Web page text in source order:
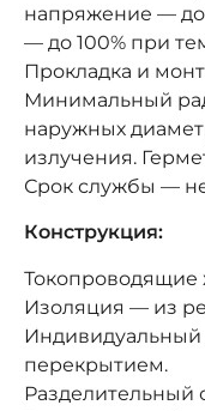
напряжение — до
— до 100% при
Прокладка и
Минимальный
наружных
излучения.
Срок службы —
Конструкция:
Изоляция — из
Индивидуальный
перекрытием.
Разделительный